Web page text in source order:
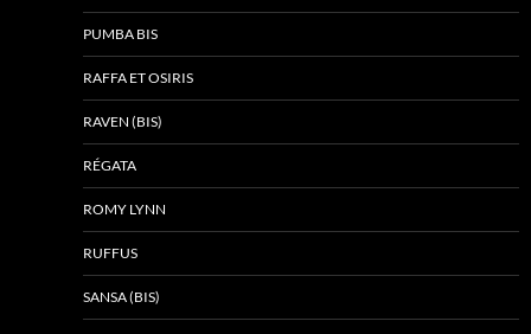
PUMBA BIS
RAFFA ET OSIRIS
RAVEN (BIS)
RÉGATA
ROMY LYNN
RUFFUS
SANSA (BIS)